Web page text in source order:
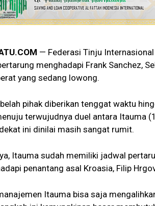
— Federasi Tinju
menghadapi Frank Sanchez,
yang sedang lowong.
pihak diberikan tenggat waktu
terwujudnya duel antara Itauma
ini dinilai masih sangat rumit.
Itauma sudah memiliki jadwal
penantang asal Kroasia, Filip
Itauma bisa saja